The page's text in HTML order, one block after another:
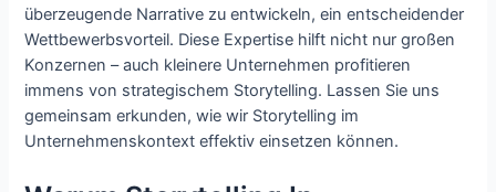
überzeugende Narrative zu entwickeln, ein entscheidender
Wettbewerbsvorteil. Diese Expertise hilft nicht nur großen
Konzernen – auch kleinere Unternehmen profitieren
immens von strategischem Storytelling. Lassen Sie uns
gemeinsam erkunden, wie wir Storytelling im
Unternehmenskontext effektiv einsetzen können.